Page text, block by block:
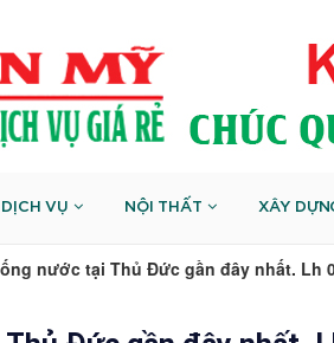
DỊCH VỤ NỘI THẤT XÂY
nước tại Thủ Đức gần đây nhất. Lh